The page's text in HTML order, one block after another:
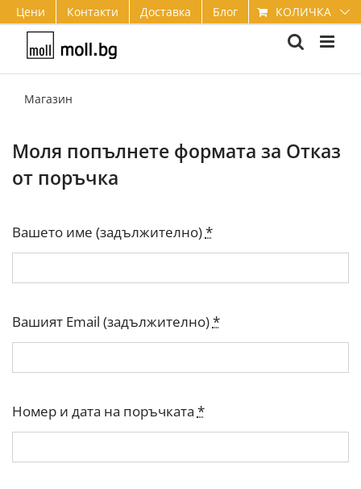
Skip
content
Цени Контакти Доставка Блог КОЛИЧКА
Магазин
Моля попълнете формата за Отказ
от поръчка
Вашето име (задължително)*
Вашият Email (задължително)*
Номер и дата на поръчката *